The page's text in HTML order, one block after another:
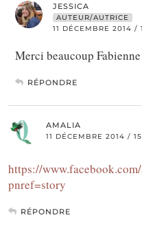
JESSICA
AUTEUR/AUTRICE
11 DÉCEMBRE 2014 /
Merci beaucoup
RÉPONDRE
AMALIA
11 DÉCEMBRE 2014 /
https://
pnref=story
RÉPONDRE